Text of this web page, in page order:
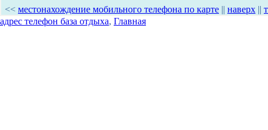
<< местонахождение мобильного телефона по карте || наверх ||
адрес телефон база отдыха, Главная